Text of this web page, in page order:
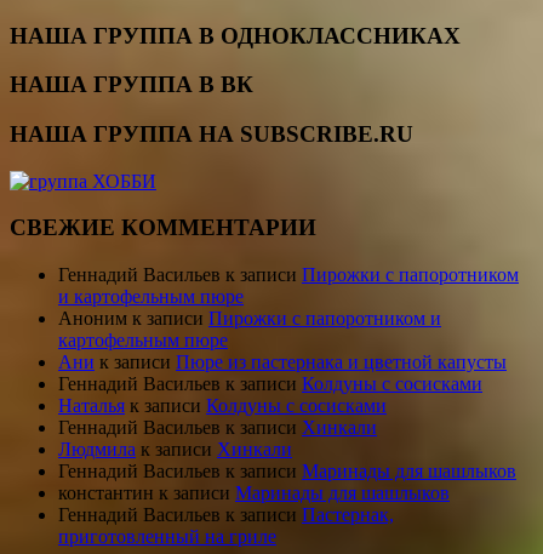
НАША ГРУППА В ОДНОКЛАССНИКАХ
НАША ГРУППА В ВК
НАША ГРУППА НА SUBSCRIBE.RU
СВЕЖИЕ КОММЕНТАРИИ
Геннадий Васильев к записи Пирожки с папоротником
и картофельным пюре
Аноним к записи Пирожки с папоротником и
картофельным пюре
Ани к записи Пюре из пастернака и цветной капусты
Геннадий Васильев к записи Колдуны с сосисками
Наталья к записи Колдуны с сосисками
Геннадий Васильев к записи Хинкали
Людмила к записи Хинкали
Геннадий Васильев к записи Маринады для шашлыков
константин к записи Маринады для шашлыков
Геннадий Васильев к записи Пастернак,
приготовленный на гриле